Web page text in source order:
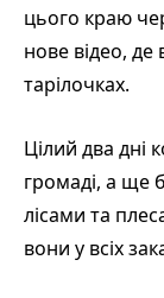
цього краю
нове відео, де
тарілочках.
Цілий два дні
громаді, а ще
лісами та
вони у всіх